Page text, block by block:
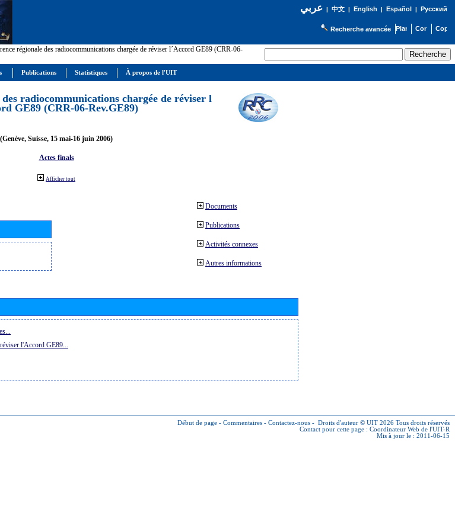
عربي| 中文| English | Español | Русский
Recherche avancée
régionale des radiocommunications chargée de réviser l´Accord GE89 (CRR-06-
radiocommunications chargée de réviser l
GE89 (CRR-06-Rev.GE89)
(Genève, Suisse, 15 mai-16 juin 2006)
Actes finals
Afficher tout
Documents
Publications
Activités connexes
Autres informations
l'Accord GE89...
Début de page - Commentaires - Contactez-nous - Droits d'auteur © UIT 2026 Tous droits réservés
Contact pour cette page : Coordinateur Web de l'UIT-R
Mis à jour le : 2011-06-15
Publications Statistiques À propos de l'UIT